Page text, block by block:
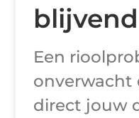
Een
onverwacht
direct jouw